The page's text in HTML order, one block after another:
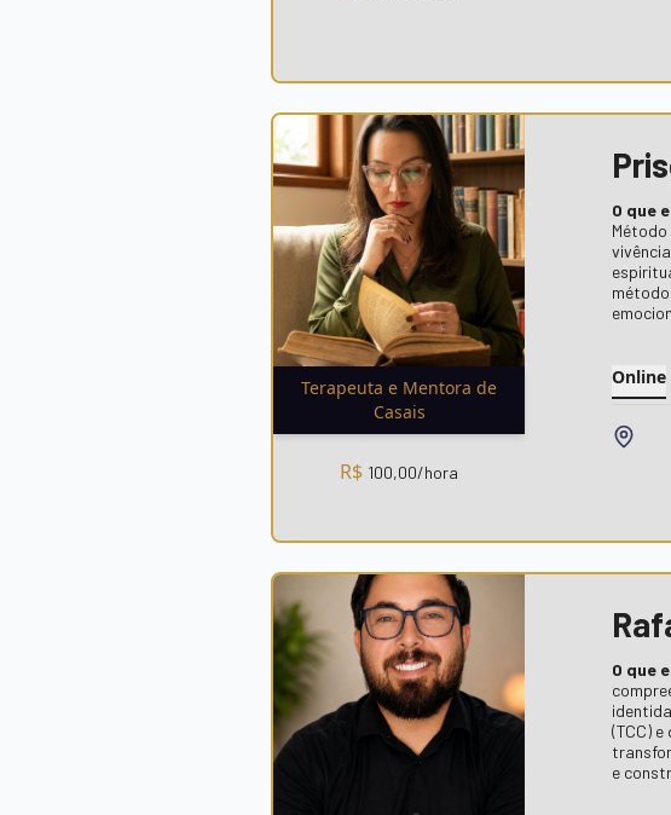
Terapeuta e Mentora de
Casais
R$ 100,00/hora
O que
Online
O que
(TCC)
e